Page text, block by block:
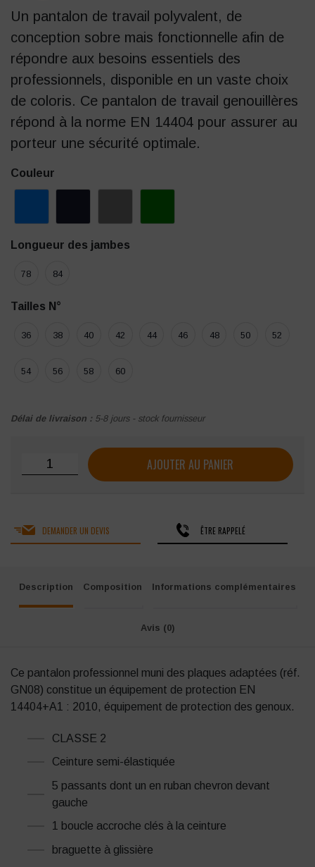
Un pantalon de travail polyvalent, de
conception sobre mais fonctionnelle afin de
répondre aux besoins essentiels des
professionnels, disponible en un vaste choix
de coloris. Ce pantalon de travail genouillères
répond à la norme EN 14404 pour assurer au
porteur une sécurité optimale.
Couleur
Longueur des jambes
78 84
Tailles N°
36 38 40 42 44 46 48 50 52
54 56 58 60
Délai de livraison : 5-8 jours - stock fournisseur
quantité de Pantalon Genouillères MOLINEL OPTIMAX
AJOUTER AU PANIER
DEMANDER UN DEVIS ÊTRE RAPPELÉ
Description Composition Informations complémentaires
Avis (0)
Ce pantalon professionnel muni des plaques adaptées (réf.
GN08) constitue un équipement de protection EN
14404+A1 : 2010, équipement de protection des genoux.
CLASSE 2
Ceinture semi-élastiquée
5 passants dont un en ruban chevron devant
gauche
1 boucle accroche clés à la ceinture
braguette à glissière